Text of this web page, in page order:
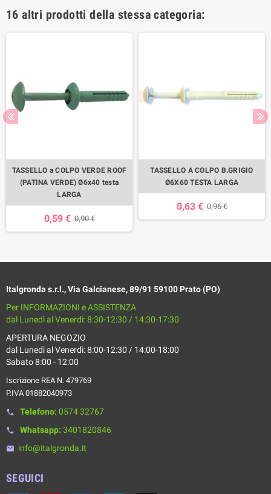
16 altri prodotti della stessa categoria:
TASSELLO a COLPO VERDE ROOF
(PATINA VERDE) Ø6x40 testa
LARGA
0,59 € 0,90 €
TASSELLO A COLPO B.GRIGIO
Ø6X60 TESTA LARGA
0,63 € 0,96 €
Italgronda s.r.l., Via Galcianese, 89/91 59100 Prato (PO)
Per INFORMAZIONI e ASSISTENZA
dal Lunedì al Venerdì: 8:30-12:30 / 14:30-17:30
APERTURA NEGOZIO
dal Lunedì al Venerdì: 8:00-12:30 / 14:00-18:00
Sabato 8:00 - 12:00
Iscrizione REA N. 479769
P.IVA 01882040973
phone Telefono: 0574 32767
phone Whatsapp: 3401820846
email info@italgronda.it
SEGUICI